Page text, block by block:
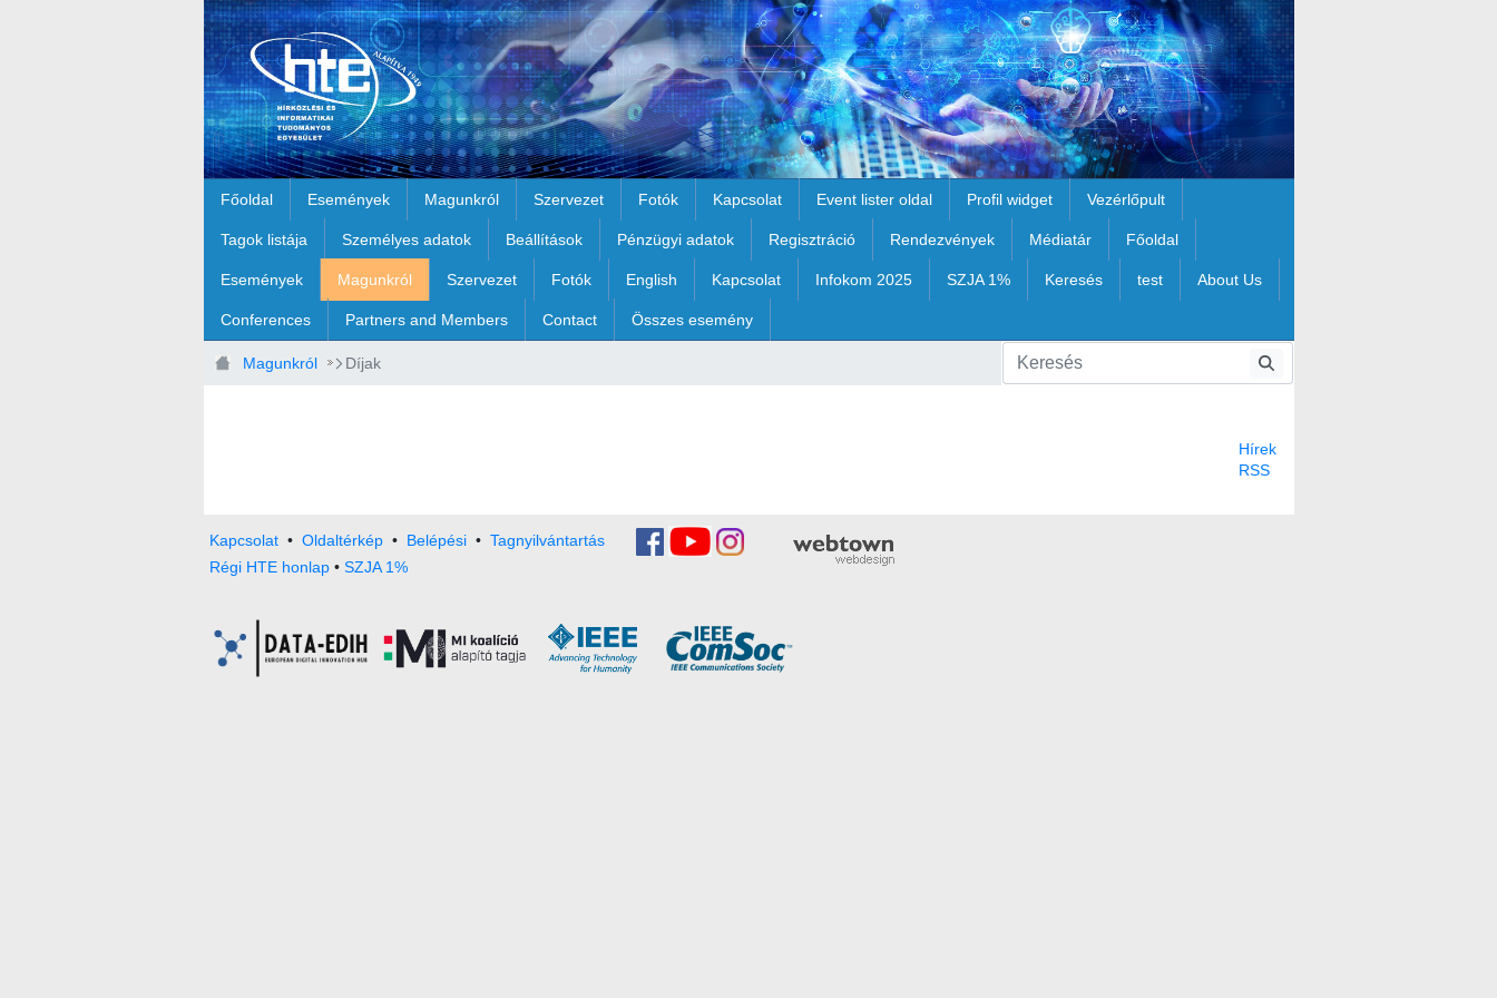
Főoldal Események Magunkról Szervezet Fotók Kapcsolat Event lister oldal Profil widget Vezérlőpult
Tagok listája Személyes adatok Beállítások Pénzügyi adatok Regisztráció Rendezvények Médiatár Főoldal
Események Magunkról Szervezet Fotók English Kapcsolat Infokom 2025 SZJA 1% Keresés test About Us
Conferences Partners and Members Contact Összes esemény
Magunkról Díjak
Hírek
RSS
Kapcsolat• Oldaltérkép• Belépési • Tagnyilvántartás
Régi HTE honlap • SZJA 1%